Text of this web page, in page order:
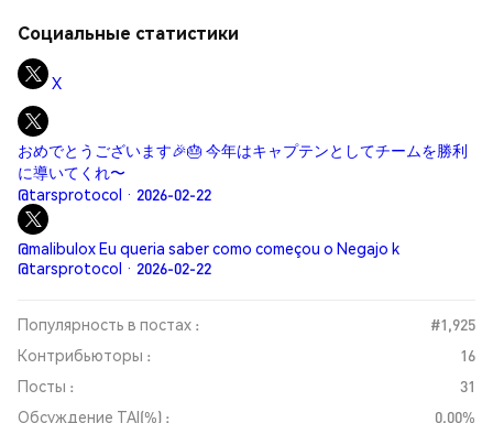
Социальные статистики
X
おめでとうございます🎉🎂 今年はキャプテンとしてチームを勝利
に導いてくれ〜
@tarsprotocol · 2026-02-22
@malibulox Eu queria saber como começou o Negajo k
@tarsprotocol · 2026-02-22
Популярность в постах :
#1,925
Контрибьюторы :
16
Посты :
31
Обсуждение TAI(%) :
0.00%